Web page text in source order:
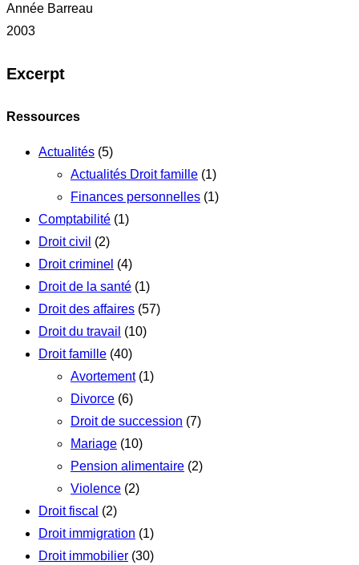
Année Barreau
2003
Excerpt
Ressources
Actualités (5)
Actualités Droit famille (1)
Finances personnelles (1)
Comptabilité (1)
Droit civil (2)
Droit criminel (4)
Droit de la santé (1)
Droit des affaires (57)
Droit du travail (10)
Droit famille (40)
Avortement(1)
Divorce (6)
Droit de succession (7)
Mariage (10)
Pension alimentaire (2)
Violence (2)
Droit fiscal (2)
Droit immigration (1)
Droit immobilier (30)